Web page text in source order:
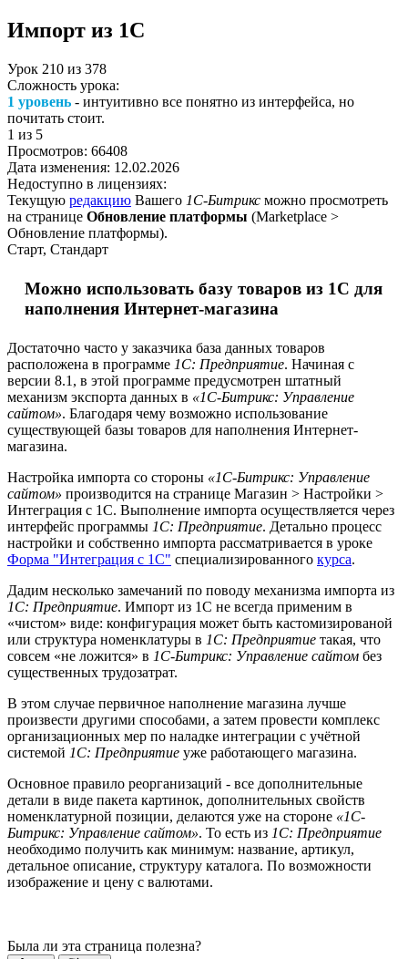
Импорт из 1С
Урок 210 из 378
Сложность урока:
1 уровень - интуитивно все понятно из интерфейса, но
почитать стоит.
1 из 5
Просмотров: 66408
Дата изменения: 12.02.2026
Недоступно в лицензиях:
Текущую редакцию Вашего 1С-Битрикс можно просмотреть
на странице Обновление платформы (Marketplace >
Обновление платформы).
Старт, Стандарт
Можно использовать базу товаров из 1С для
наполнения Интернет-магазина
Достаточно часто у заказчика база данных товаров
расположена в программе 1С: Предприятие. Начиная с
версии 8.1, в этой программе предусмотрен штатный
механизм экспорта данных в «1С-Битрикс: Управление
сайтом». Благодаря чему возможно использование
существующей базы товаров для наполнения Интернет-
магазина.
Настройка импорта со стороны «1С-Битрикс: Управление
сайтом» производится на странице Магазин > Настройки >
Интеграция с 1С. Выполнение импорта осуществляется через
интерфейс программы 1С: Предприятие. Детально процесс
настройки и собственно импорта рассматривается в уроке
Форма "Интеграция с 1С" специализированного курса.
Дадим несколько замечаний по поводу механизма импорта из
1С: Предприятие. Импорт из 1С не всегда применим в
«чистом» виде: конфигурация может быть кастомизированой
или структура номенклатуры в 1С: Предприятие такая, что
совсем «не ложится» в 1С-Битрикс: Управление сайтом без
существенных трудозатрат.
В этом случае первичное наполнение магазина лучше
произвести другими способами, а затем провести комплекс
организационных мер по наладке интеграции с учётной
системой 1С: Предприятие уже работающего магазина.
Основное правило реорганизаций - все дополнительные
детали в виде пакета картинок, дополнительных свойств
номенклатурной позиции, делаются уже на стороне «1С-
Битрикс: Управление сайтом». То есть из 1С: Предприятие
необходимо получить как минимум: название, артикул,
детальное описание, структуру каталога. По возможности
изображение и цену с валютами.
Была ли эта страница полезна?